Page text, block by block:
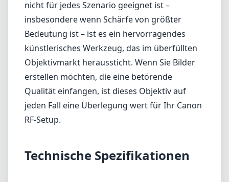
Technische Spezifikationen
28mm
min. Brennweite
28mm
f2.5